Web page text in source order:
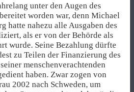
unter den Augen des
worden war, denn Michael
hatte nahezu alle Ausgaben des
als er von der Behörde als
wurde. Seine Bezahlung dürfte
zu Teilen der Finanzierung des
menschenverachtenden
haben. Zwar zogen von
2002 nach Schweden, um